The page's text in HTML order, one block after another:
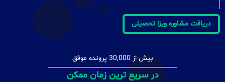
دریافت مشاوره ویزا تحصیلی
بیش از 30,000 پرونده موفق
در سریع ترین زمان ممکن